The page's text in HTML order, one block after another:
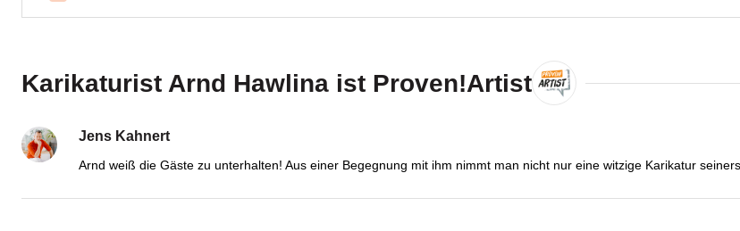
Karikaturist Arnd Hawlina ist Proven!Artist
Jens Kahnert
Arnd weiß die Gäste zu unterhalten! Aus einer Begegnung mit ihm nimmt man nicht nur eine witzige Karikatur